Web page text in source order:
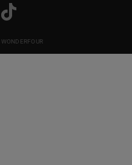
WONDERFOUR